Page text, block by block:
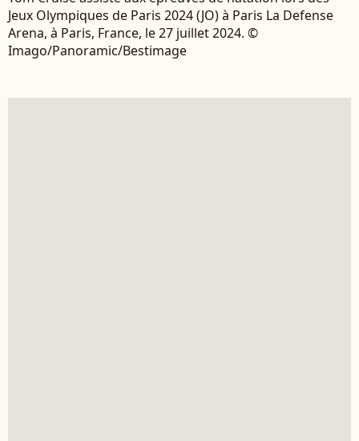
Jeux Olympiques de Paris 2024 (JO) à Paris La Defense
Arena, à Paris, France, le 27 juillet 2024. ©
Imago/Panoramic/Bestimage